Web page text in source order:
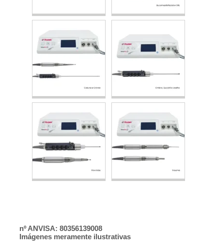
nº ANVISA: 80356139008
Imágenes meramente ilustrativas